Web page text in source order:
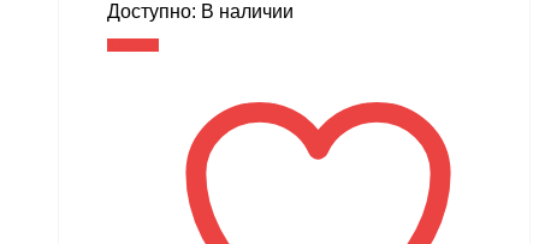
Доступно: В наличии